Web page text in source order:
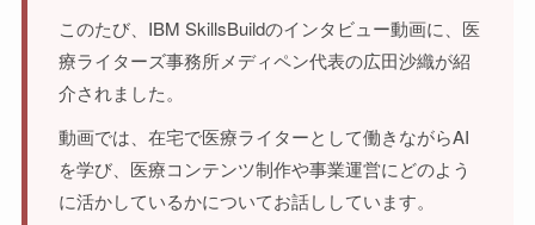
このたび、IBM SkillsBuildのインタビュー動画に、医
療ライターズ事務所メディペン代表の広田沙織が紹
介されました。
動画では、在宅で医療ライターとして働きながらAI
を学び、医療コンテンツ制作や事業運営にどのよう
に活かしているかについてお話ししています。